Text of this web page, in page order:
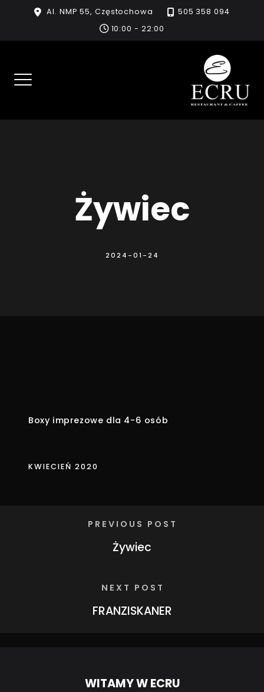
content
Al. NMP 55, Częstochowa
505 358 094
10:00 - 22:00
Żywiec
2024-01-24
Boxy imprezowe dla 4-6 osób
KWIECIEŃ 2020
PREVIOUS POST
Żywiec
NEXT POST
FRANZISKANER
WITAMY W ECRU